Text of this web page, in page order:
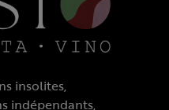
insolites,
indépendants,